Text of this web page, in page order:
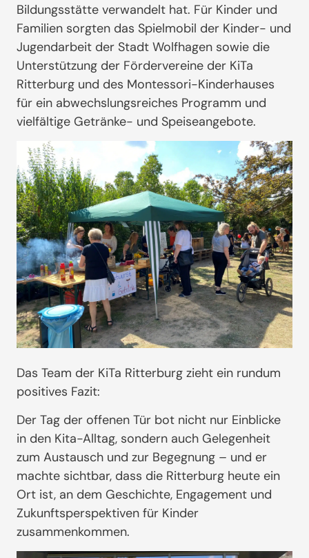
Bildungsstätte verwandelt hat. Für Kinder und
Familien sorgten das Spielmobil der Kinder- und
Jugendarbeit der Stadt Wolfhagen sowie die
Unterstützung der Fördervereine der KiTa
Ritterburg und des Montessori-Kinderhauses
für ein abwechslungsreiches Programm und
vielfältige Getränke- und Speiseangebote.
Das Team der KiTa Ritterburg zieht ein rundum
positives Fazit:
Der Tag der offenen Tür bot nicht nur Einblicke
in den Kita-Alltag, sondern auch Gelegenheit
zum Austausch und zur Begegnung – und er
machte sichtbar, dass die Ritterburg heute ein
Ort ist, an dem Geschichte, Engagement und
Zukunftsperspektiven für Kinder
zusammenkommen.